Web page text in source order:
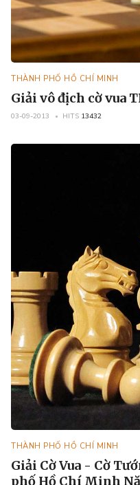
THÀNH PHỐ HỒ CHÍ MINH
Giải vô địch cờ vua
03-09-2013 HITS 13432
THÀNH PHỐ HỒ CHÍ MINH
Giải Cờ Vua - Cờ
phố Hồ Chí Minh